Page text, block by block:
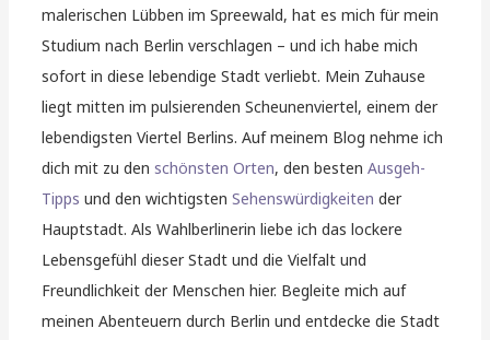
malerischen Lübben im Spreewald, hat es mich für mein
Studium nach Berlin verschlagen – und ich habe mich
sofort in diese lebendige Stadt verliebt. Mein Zuhause
liegt mitten im pulsierenden Scheunenviertel, einem der
lebendigsten Viertel Berlins. Auf meinem Blog nehme ich
dich mit zu denschönsten Orten, den bestenAusgeh-
Tipps und den wichtigstenSehenswürdigkeiten der
Hauptstadt. Als Wahlberlinerin liebe ich das lockere
Lebensgefühl dieser Stadt und die Vielfalt und
Freundlichkeit der Menschen hier. Begleite mich auf
meinen Abenteuern durch Berlin und entdecke die Stadt